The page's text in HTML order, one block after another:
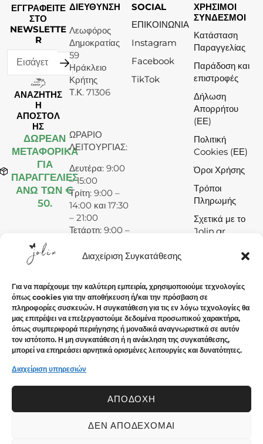
Διαχείριση Συγκατάθεσης
Για να παρέχουμε την καλύτερη εμπειρία, χρησιμοποιούμε τεχνολογίες
όπως cookies για την αποθήκευση ή/και την πρόσβαση σε
πληροφορίες συσκευών. Η συγκατάθεση για τις εν λόγω τεχνολογίες θα
μας επιτρέψει να επεξεργαστούμε δεδομένα προσωπικού χαρακτήρα,
όπως συμπεριφορά περιήγησης ή μοναδικά αναγνωριστικά σε αυτόν
τον ιστότοπο. Η μη συγκατάθεση ή η ανάκληση της συγκατάθεσης,
μπορεί να επηρεάσει αρνητικά ορισμένες λειτουργίες και δυνατότητες.
Διαχείριση υπηρεσιών
ΑΠΟΔΟΧΉ
ΔΕΝ ΑΠΟΔΈΧΟΜΑΙ
ΕΓΓΡΑΦΕΙΤΕ
ΣΤΟ
NEWSLETTE
R
ΑΝΑΖΗΤΗΣ
Η
ΑΠΟΣΤΟΛ
ΗΣ
ΔΩΡΕΆΝ
ΜΕΤΑΦΟΡΙΚΑ
ΓΙΑ
ΠΑΡΑΓΓΕΛΙΕΣ
ΑΝΩ ΤΩΝ €
50.
ΔΙΕΥΘΥΝΣΗ
Λεωφόρος
Δημοκρατίας
59
Ηράκλειο
Κρήτης
Τ.Κ. 71306
ΩΡΑΡΙΟ
ΛΕΙΤΟΥΡΓΙΑΣ:
Δευτέρα: 9:00
– 15:00
Τρίτη: 9:00 –
14:00 και 17:30
– 21:00
Τετάρτη: 9:00 –
Πέμπτη: 9:00 –
Παρασκευή:
9:00 – 14:00
και 17:30 –
21:00
Σάββατο: 9:00
– 15:00
Κυριακή:
SOCIAL
ΕΠΙΚΟΙΝΩΝΙΑ
Instagram
Facebook
TikTok
ΧΡΗΣΙΜΟΙ
ΣΥΝΔΕΣΜΟΙ
Κατάσταση
Παραγγελίας
Παράδοση και
επιστροφές
Δήλωση
Απορρήτου
(ΕΕ)
Πολιτική
Cookies (ΕΕ)
Όροι Χρήσης
Τρόποι
Πληρωμής
Σχετικά με το
Jolin.gr